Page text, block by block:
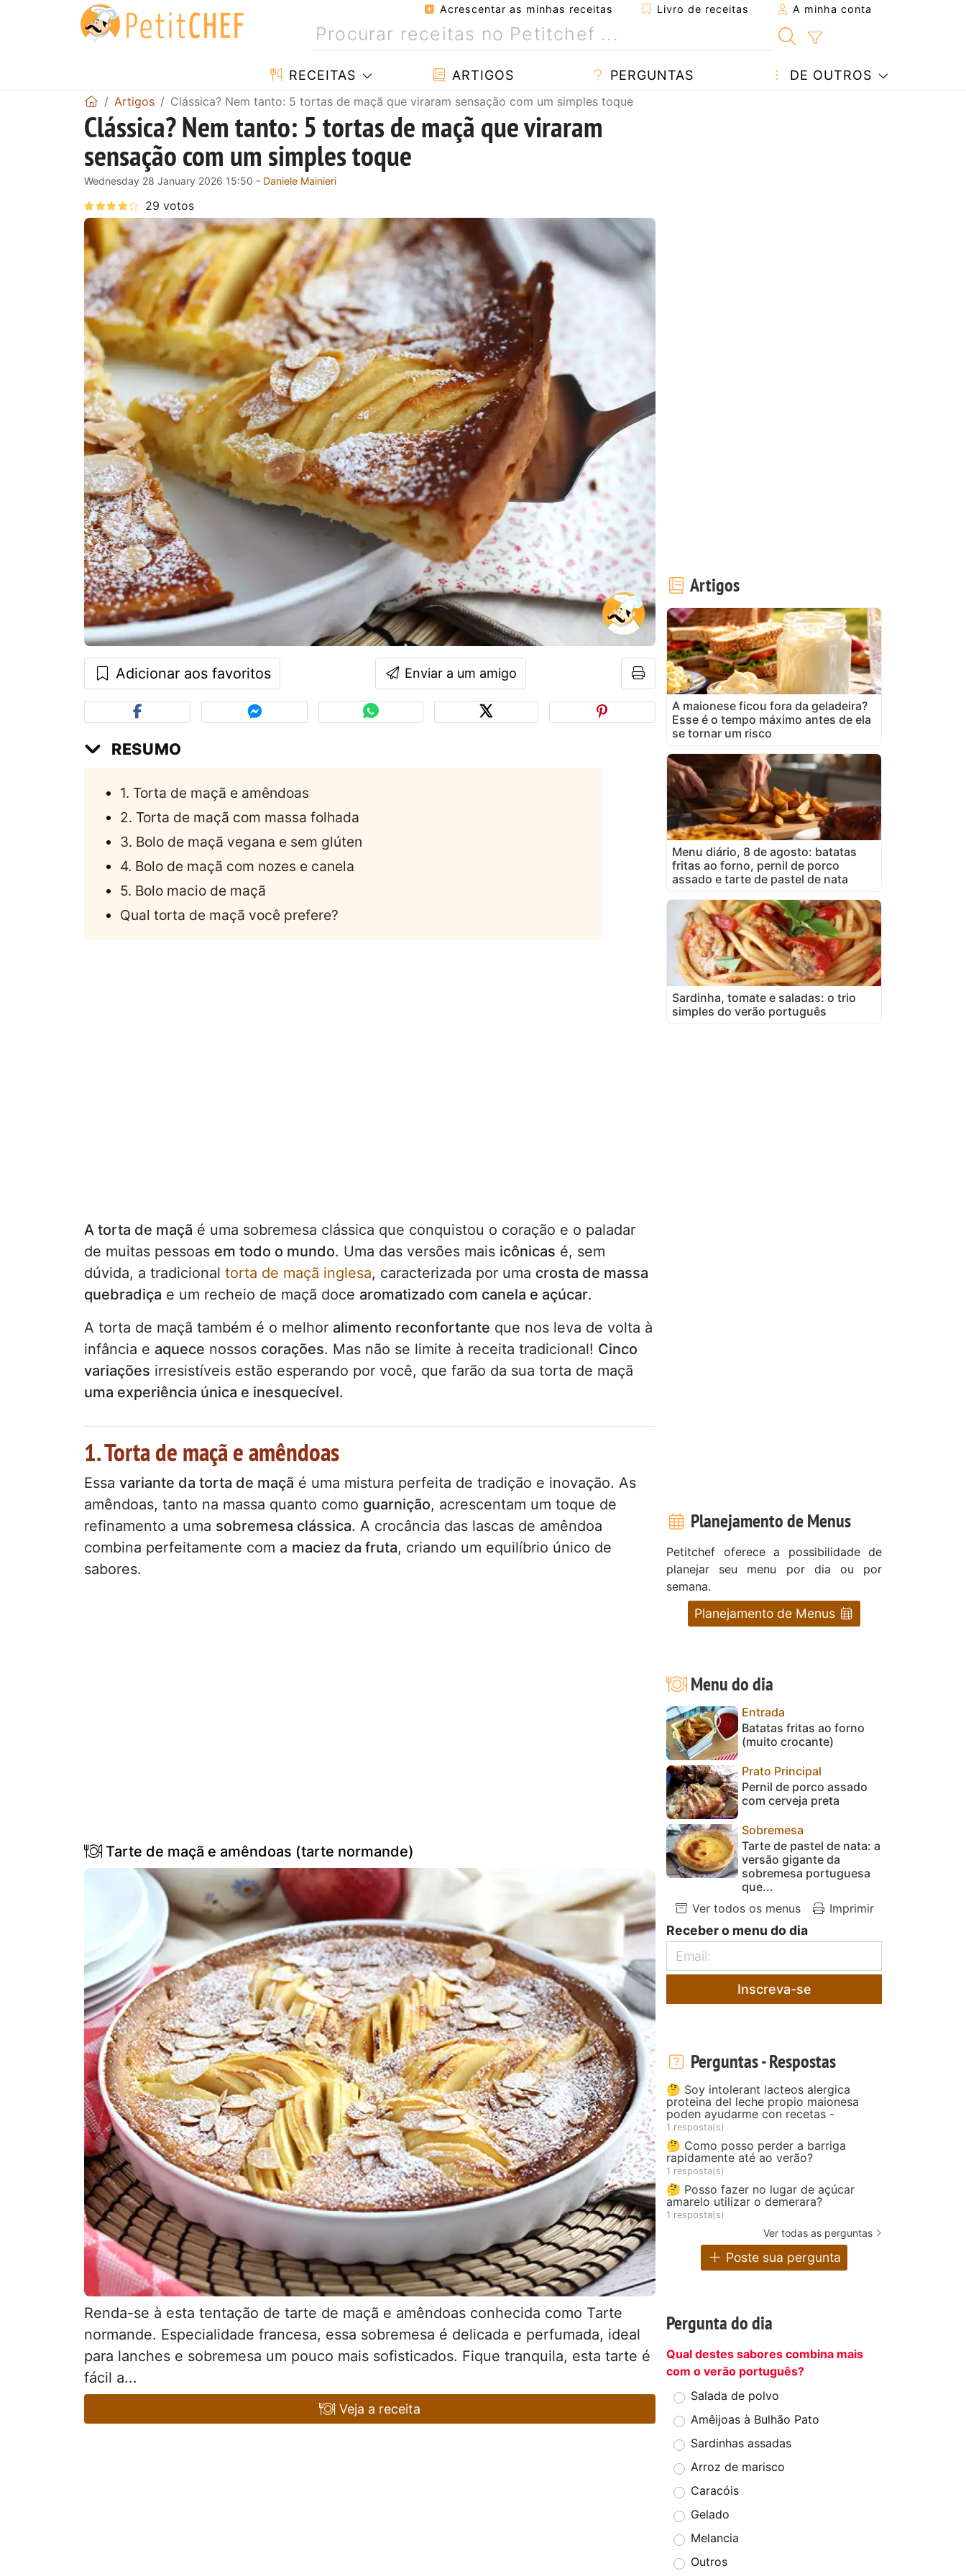
Acrescentar as minhas receitas Livro de receitas A minha conta
RECEITAS ARTIGOS PERGUNTAS DE OUTROS
Artigos Clássica? Nem tanto: 5 tortas de maçã que viraram sensação com um simples toque
Clássica? Nem tanto: 5 tortas de maçã que viraram
sensação com um simples toque
Wednesday 28 January 2026 15:50 - Daniele Mainieri
Adicionar aos favoritos Enviar a um amigo
RESUMO
1. Torta de maçã e amêndoas
2. Torta de maçã com massa folhada
3. Bolo de maçã vegana e sem glúten
4. Bolo de maçã com nozes e canela
5. Bolo macio de maçã
Qual torta de maçã você prefere?
A torta de maçã é uma sobremesa clássica que conquistou o coração e o paladar
de muitas pessoas em todo o mundo. Uma das versões mais icônicas é, sem
dúvida, a tradicional torta de maçã inglesa, caracterizada por uma crosta de massa
quebradiça e um recheio de maçã doce aromatizado com canela e açúcar.
A torta de maçã também é o melhor alimento reconfortante que nos leva de volta à
infância e aquece nossos corações. Mas não se limite à receita tradicional! Cinco
variações irresistíveis estão esperando por você, que farão da sua torta de maçã
uma experiência única e inesquecível.
1. Torta de maçã e amêndoas
Essa variante da torta de maçã é uma mistura perfeita de tradição e inovação. As
amêndoas, tanto na massa quanto como guarnição, acrescentam um toque de
refinamento a uma sobremesa clássica. A crocância das lascas de amêndoa
combina perfeitamente com a maciez da fruta, criando um equilíbrio único de
sabores.
Tarte de maçã e amêndoas (tarte normande)
Renda-se à esta tentação de tarte de maçã e amêndoas conhecida como Tarte
normande. Especialidade francesa, essa sobremesa é delicada e perfumada, ideal
para lanches e sobremesa um pouco mais sofisticados. Fique tranquila, esta tarte é
fácil a...
Veja a receita
Artigos
A maionese ficou fora da geladeira?
Esse é o tempo máximo antes de ela
se tornar um risco
Menu diário, 8 de agosto: batatas
fritas ao forno, pernil de porco
assado e tarte de pastel de nata
Sardinha, tomate e saladas: o trio
simples do verão português
Planejamento de Menus
Petitchef oferece a possibilidade de
planejar seu menu por dia ou por
semana.
Planejamento de Menus
Menu do dia
Entrada
Batatas fritas ao forno
(muito crocante)
Prato Principal
Pernil de porco assado
com cerveja preta
Sobremesa
Tarte de pastel de nata: a
versão gigante da
sobremesa portuguesa
que...
Ver todos os menus
Imprimir
Receber o menu do dia
Inscreva-se
Perguntas - Respostas
🤔 Soy intolerant lacteos alergica
proteina del leche propio maionesa
poden ayudarme con recetas -
1 resposta(s)
🤔 Como posso perder a barriga
rapidamente até ao verão?
1 resposta(s)
🤔 Posso fazer no lugar de açúcar
amarelo utilizar o demerara?
1 resposta(s)
Ver todas as perguntas
Poste sua pergunta
Pergunta do dia
Qual destes sabores combina mais
com o verão português?
Salada de polvo
Amêijoas à Bulhão Pato
Sardinhas assadas
Arroz de marisco
Caracóis
Gelado
Melancia
Outros